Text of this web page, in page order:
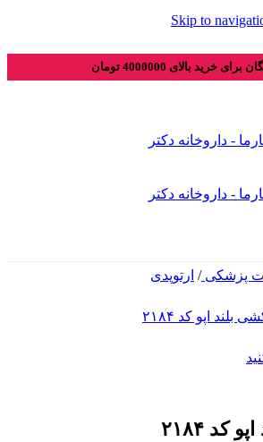
Skip to
خرید بالای 4000000 تومان
پزشکی/ ارتوپدی
۲۱۸۴